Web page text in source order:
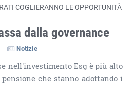
COGLIERANNO LE OPPORTUNITÀ
dalla governance
Notizie
nell'investimento Esg è più alto
che stanno adottando i